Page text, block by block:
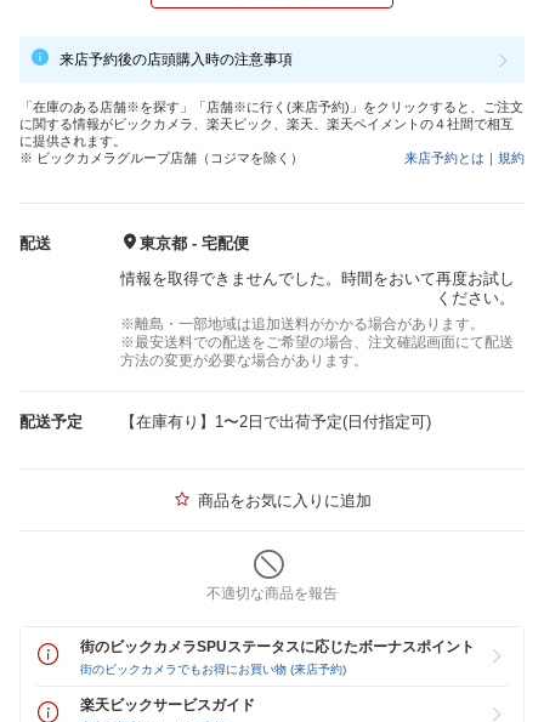
来店予約後の店頭購入時の注意事項
「在庫のある店舗※を探す」「店舗※に行く(来店予約)」をクリックすると、ご注文
に関する情報がビックカメラ、楽天ビック、楽天、楽天ペイメントの４社間で相互
に提供されます。
※ ビックカメラグループ店舗（コジマを除く）
来店予約とは ｜ 規約
配送
東京都 - 宅配便
情報を取得できませんでした。時間をおいて再度お試し
ください。
※離島・一部地域は追加送料がかかる場合があります。
※最安送料での配送をご希望の場合、注文確認画面にて配送
方法の変更が必要な場合があります。
配送予定 【在庫有り】1〜2日で出荷予定(日付指定可)
商品をお気に入りに追加
不適切な商品を報告
街のビックカメラSPUステータスに応じたボーナスポイント
街のビックカメラでもお得にお買い物 (来店予約)
楽天ビックサービスガイド